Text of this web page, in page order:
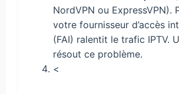
NordVPN ou ExpressVPN).
votre fournisseur d’accès
(FAI) ralentit le trafic IPTV.
résout ce problème.
<